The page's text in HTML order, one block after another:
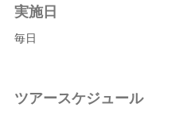
実施日
毎日
ツアースケジュール